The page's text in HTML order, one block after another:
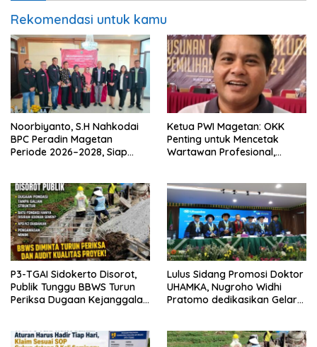
Rekomendasi untuk kamu
Noorbiyanto, S.H Nahkodai
BPC Peradin Magetan
Periode 2026–2028, Siap
Ketua PWI Magetan: OKK
Penting untuk Mencetak
Wartawan Profesional,
P3-TGAI Sidokerto Disorot,
Publik Tunggu BBWS Turun
Periksa Dugaan Kejanggalan
Lulus Sidang Promosi Doktor
UHAMKA, Nugroho Widhi
Pratomo dedikasikan Gelar